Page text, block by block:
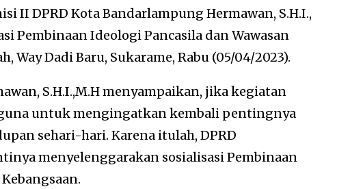
II DPRD Kota Bandarlampung Hermawan, S.H.I.,
Pembinaan Ideologi Pancasila dan Wawasan
Way Dadi Baru, Sukarame, Rabu (05/04/2023).
S.H.I.,M.H menyampaikan, jika kegiatan
untuk mengingatkan kembali pentingnya
sehari-hari. Karena itulah, DPRD
menyelenggarakan sosialisasi Pembinaan